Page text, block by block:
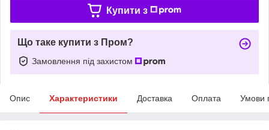
Купити з
Що таке купити з Пром?
Замовлення під захистом
Опис Характеристики Доставка Оплата Умови